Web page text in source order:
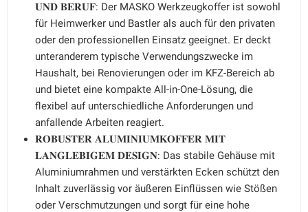
𝐔𝐍𝐃 𝐁𝐄𝐑𝐔𝐅: Der MASKO Werkzeugkoffer ist sowohl
für Heimwerker und Bastler als auch für den privaten
oder den professionellen Einsatz geeignet. Er deckt
unteranderem typische Verwendungszwecke im
Haushalt, bei Renovierungen oder im KFZ-Bereich ab
und bietet eine kompakte All-in-One-Lösung, die
flexibel auf unterschiedliche Anforderungen und
anfallende Arbeiten reagiert.
𝐑𝐎𝐁𝐔𝐒𝐓𝐄𝐑 𝐀𝐋𝐔𝐌𝐈𝐍𝐈𝐔𝐌𝐊𝐎𝐅𝐅𝐄𝐑 𝐌𝐈𝐓
𝐋𝐀𝐍𝐆𝐋𝐄𝐁𝐈𝐆𝐄𝐌 𝐃𝐄𝐒𝐈𝐆𝐍: Das stabile Gehäuse mit
Aluminiumrahmen und verstärkten Ecken schützt den
Inhalt zuverlässig vor äußeren Einflüssen wie Stößen
oder Verschmutzungen und sorgt für eine hohe